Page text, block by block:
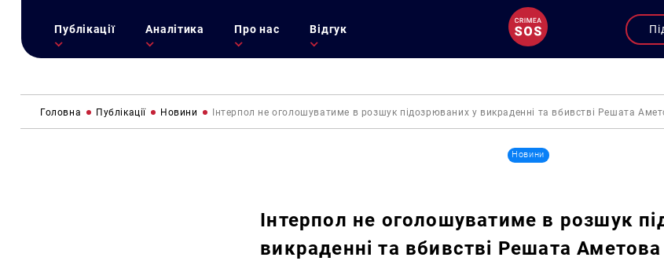
Публікації Аналітика Про нас Відгук
Головна Публікації Новини Інтерпол не оголошуватиме в розшук підозрюваних у викраденні та вбивстві Решата
Новини
Інтерпол не оголошуватиме в розшук
викраденні та вбивстві Решата Аметова